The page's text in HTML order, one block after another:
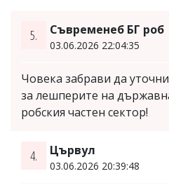
5. Съвременеб БГ роб
03.06.2026 22:04:35
Човека забрави да
за лешперите на
робския частен сектор!
4. Цървул
03.06.2026 20:39:48